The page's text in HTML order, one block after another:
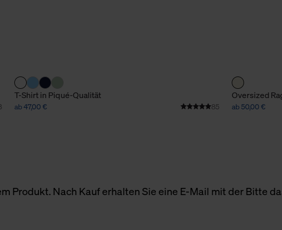
T-Shirt in Piqué-Qualität
ab 47,00 € 85
Oversized
ab 50,00 €
Produkt. Nach Kauf erhalten Sie eine E-Mail mit der Bitte